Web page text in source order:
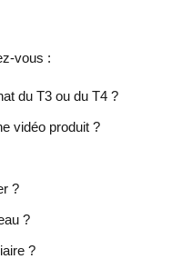
vous :
du T3 ou du T4 ?
vidéo produit ?
?
?
?